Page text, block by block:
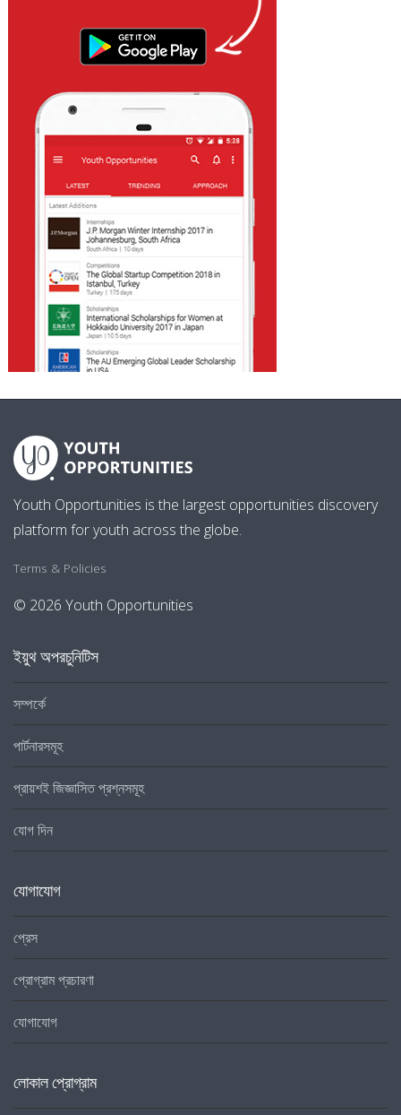
Youth Opportunities is the largest opportunities discovery
platform for youth across the globe.
Terms & Policies
© 2026 Youth Opportunities
ইয়ুথ অপরচুনিটিস
সম্পর্কে
পার্টনারসমূহ
প্রায়শই জিজ্ঞাসিত প্রশ্নসমূহ
যোগ দিন
যোগাযোগ
প্রেস
প্রোগ্রাম প্রচারণা
যোগাযোগ
লোকাল প্রোগ্রাম